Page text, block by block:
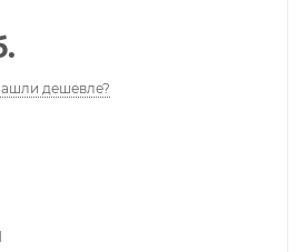
дешевле?